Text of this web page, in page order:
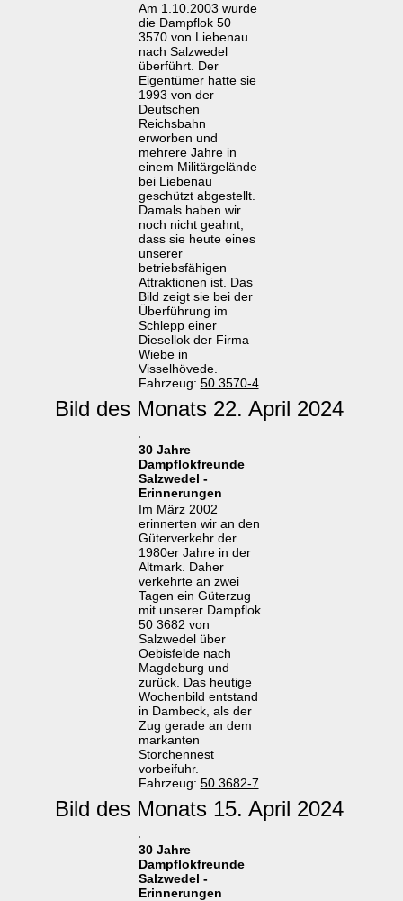
Am 1.10.2003 wurde
die Dampflok 50
3570 von Liebenau
nach Salzwedel
überführt. Der
Eigentümer hatte sie
1993 von der
Deutschen
Reichsbahn
erworben und
mehrere Jahre in
einem Militärgelände
bei Liebenau
geschützt abgestellt.
Damals haben wir
noch nicht geahnt,
dass sie heute eines
unserer
betriebsfähigen
Attraktionen ist. Das
Bild zeigt sie bei der
Überführung im
Schlepp einer
Diesellok der Firma
Wiebe in
Visselhövede.
Fahrzeug: 50 3570-4
Bild des Monats 22. April 2024
30 Jahre
Dampflokfreunde
Salzwedel -
Erinnerungen
Im März 2002
erinnerten wir an den
Güterverkehr der
1980er Jahre in der
Altmark. Daher
verkehrte an zwei
Tagen ein Güterzug
mit unserer Dampflok
50 3682 von
Salzwedel über
Oebisfelde nach
Magdeburg und
zurück. Das heutige
Wochenbild entstand
in Dambeck, als der
Zug gerade an dem
markanten
Storchennest
vorbeifuhr.
Fahrzeug: 50 3682-7
Bild des Monats 15. April 2024
30 Jahre
Dampflokfreunde
Salzwedel -
Erinnerungen